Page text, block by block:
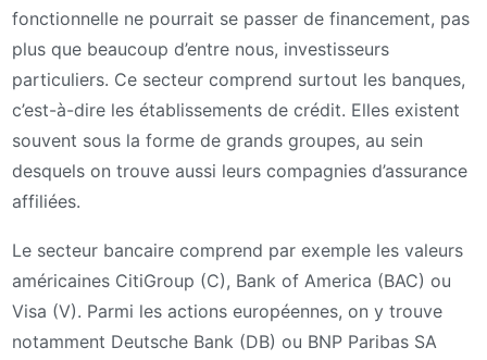
fonctionnelle ne pourrait se passer de financement, pas
plus que beaucoup d’entre nous, investisseurs
particuliers. Ce secteur comprend surtout les banques,
c’est-à-dire les établissements de crédit. Elles existent
souvent sous la forme de grands groupes, au sein
desquels on trouve aussi leurs compagnies d’assurance
affiliées.
Le secteur bancaire comprend par exemple les valeurs
américaines CitiGroup (C), Bank of America (BAC) ou
Visa (V). Parmi les actions européennes, on y trouve
notamment Deutsche Bank (DB) ou BNP Paribas SA